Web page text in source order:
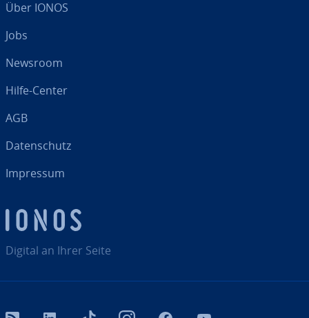
Digital an Ihrer Seite
Über IONOS
Jobs
Newsroom
Hilfe-Center
AGB
Da­ten­schutz
Impressum